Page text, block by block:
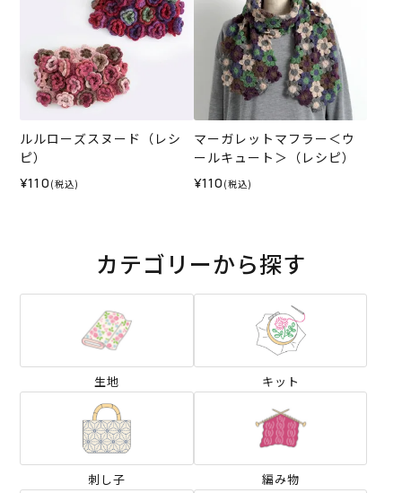
ルルローズスヌード（レシ
ピ）
¥110 (税込)
マーガレットマフラー＜ウ
ールキュート＞（レシピ）
¥110 (税込)
カテゴリーから探す
生地 キット
刺し子 編み物